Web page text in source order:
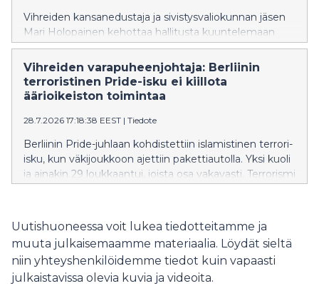
Vihreiden kansanedustaja ja sivistysvaliokunnan jäsen
Mari Holopainen kehottaa hallitusta kuuntelemaan
yliopistojen ja opiskelijajärjestöjen laajaa kritiikkiä
esityksestä, joka mahdollistaisi korkeakoulututkinnon
suorittamisen kokonaan maksullisena avoimessa
korkeakoulussa.
Vihreiden varapuheenjohtaja: Berliinin
terroristinen Pride-isku ei kiillota
äärioikeiston toimintaa
28.7.2026 17:18:38 EEST | Tiedote
Berliinin Pride-juhlaan kohdistettiin islamistinen terrori-
isku, kun väkijoukkoon ajettiin pakettiautolla. Yksi kuoli
ja ainakin 29 loukkaantui, joista osa vakavasti. Terrorismi
kansakuntaa. Vihreiden varapuheenjohtaja Allu
Pyhälammin mukaan tämä on keppihevonen, jolla
äärioikeisto yrittää valheellisesti esiintyä
vähemmistöjen puolustajana ja todellisuudessa edistää
ulkomaalaisvihaa.
Uutishuoneessa voit lukea tiedotteitamme ja
muuta julkaisemaamme materiaalia. Löydät sieltä
niin yhteyshenkilöidemme tiedot kuin vapaasti
julkaistavissa olevia kuvia ja videoita.